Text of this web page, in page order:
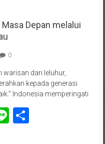
Depan melalui
0
warisan dari leluhur,
kepada generasi
Indonesia memperingati
Line